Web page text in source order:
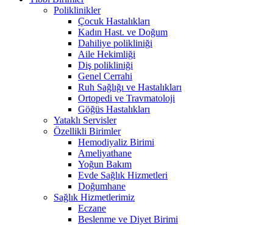
Poliklinikler
Çocuk Hastalıkları
Kadın Hast. ve Doğum
Dahiliye polikliniği
Aile Hekimliği
Diş polikliniği
Genel Cerrahi
Ruh Sağlığı ve Hastalıkları
Ortopedi ve Travmatoloji
Göğüs Hastalıkları
Yataklı Servisler
Özellikli Birimler
Hemodiyaliz Birimi
Ameliyathane
Yoğun Bakım
Evde Sağlık Hizmetleri
Doğumhane
Sağlık Hizmetlerimiz
Eczane
Beslenme ve Diyet Birimi